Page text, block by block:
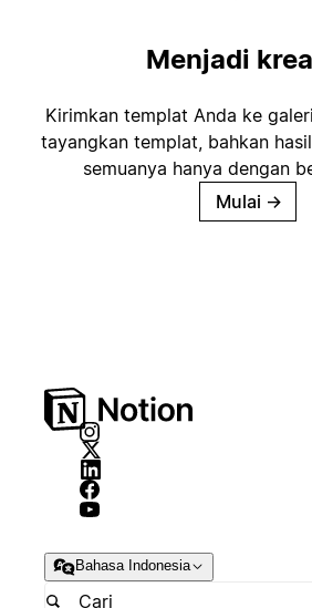
Menjadi
Kirimkan templat Anda ke
tayangkan templat, bahkan
semuanya hanya dengan
Mulai →
Bahasa Indonesia